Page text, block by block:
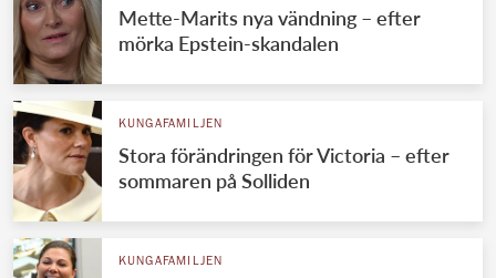
Mette-Marits nya vändning – efter
mörka Epstein-skandalen
KUNGAFAMILJEN
Stora förändringen för Victoria – efter
sommaren på Solliden
KUNGAFAMILJEN